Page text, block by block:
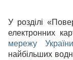
У розділі
електронних
мережу України
найбільших